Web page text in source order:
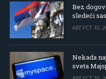
Bez
sledeći
АВГУСТ 10,
Nekada
sveta